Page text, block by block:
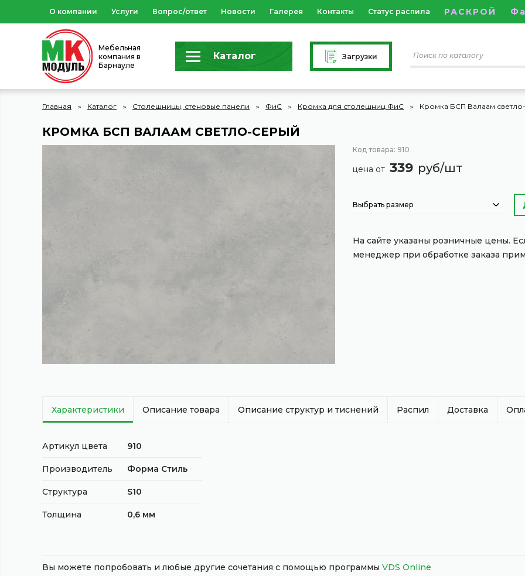
О компании Услуги Вопрос/ответ Новости Галерея Контакты Статус распила РАСКРОЙ
Мебельная
компания в
Барнауле
Каталог Загрузки
Главная Каталог Столешницы, стеновые панели ФиС Кромка для столешниц ФиС Кромка БСП Валаам
КРОМКА БСП ВАЛААМ СВЕТЛО-СЕРЫЙ
Код товара: 910
цена от 339 руб/шт
Выбрать размер
На сайте указаны розничные цены.
менеджер при обработке заказа
Характеристики Описание товара Описание структур и тиснений Распил Доставка
Артикул цвета 910
Производитель Форма Стиль
Структура S10
Толщина 0,6 мм
Вы можете попробовать и любые другие сочетания с помощью программы VDS Online